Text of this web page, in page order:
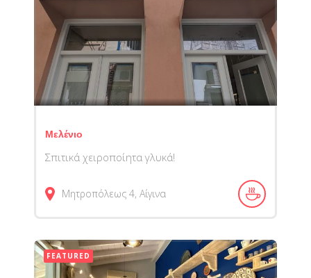
Μελένιο
Σπιτικά χειροποίητα γλυκά!
Μητροπόλεως 4, Αίγινα
FEATURED